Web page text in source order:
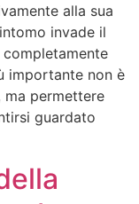
alla sua
invade il
importante non è
ma permettere
guardato